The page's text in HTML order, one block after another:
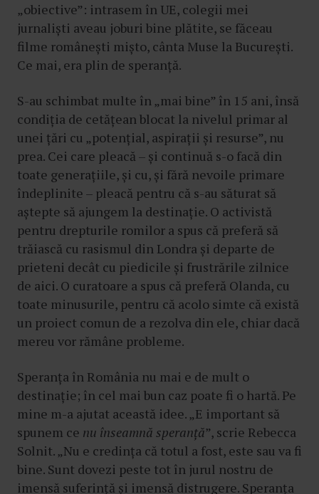
„obiective”: intrasem în UE, colegii mei
jurnaliști aveau joburi bine plătite, se făceau
filme românești mișto, cânta Muse la București.
Ce mai, era plin de speranță.
S-au schimbat multe în „mai bine” în 15 ani, însă
condiția de cetățean blocat la nivelul primar al
unei țări cu „potențial, aspirații și resurse”, nu
prea. Cei care pleacă – și continuă s-o facă din
toate generațiile, și cu, și fără nevoile primare
îndeplinite – pleacă pentru că s-au săturat să
aștepte să ajungem la destinație. O activistă
pentru drepturile romilor a spus că preferă să
trăiască cu rasismul din Londra și departe de
prieteni decât cu piedicile și frustrările zilnice
de aici. O curatoare a spus că preferă Olanda, cu
toate minusurile, pentru că acolo simte că există
un proiect comun de a rezolva din ele, chiar dacă
mereu vor rămâne probleme.
Speranța în România nu mai e de mult o
destinație; în cel mai bun caz poate fi o hartă. Pe
mine m-a ajutat această idee. „E important să
spunem ce nu înseamnă speranță”, scrie Rebecca
Solnit. „Nu e credința că totul a fost, este sau va fi
bine. Sunt dovezi peste tot în jurul nostru de
imensă suferință și imensă distrugere. Speranța